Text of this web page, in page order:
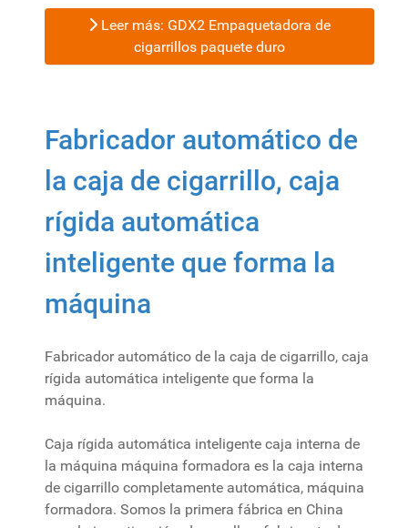
Leer más: GDX2 Empaquetadora de
cigarrillos paquete duro
Fabricador automático de
la caja de cigarrillo, caja
rígida automática
inteligente que forma la
máquina
Fabricador automático de la caja de cigarrillo, caja
rígida automática inteligente que forma la
máquina.
Caja rígida automática inteligente caja interna de
la máquina máquina formadora es la caja interna
de cigarrillo completamente automática, máquina
formadora. Somos la primera fábrica en China